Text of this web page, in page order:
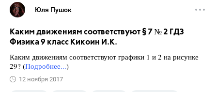
Юля Пушок
Каким движениям соответствуют § 7 № 2 ГДЗ
Физика 9 класс Кикоин И.К.
Каким движениям соответствуют графики 1 и 2 на рисунке
29? (Подробнее...)
12 ноября 2017